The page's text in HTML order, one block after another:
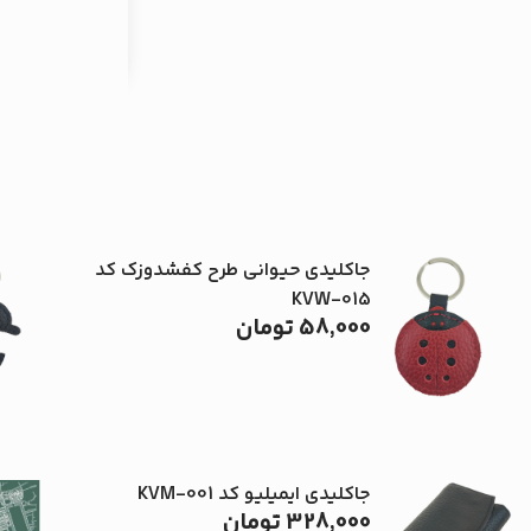
جاکلیدی حیوانی طرح کفشدوزک کد
KVW-015
58,000تومان
جاکلیدی ایمیلیو کد KVM-001
328,000تومان